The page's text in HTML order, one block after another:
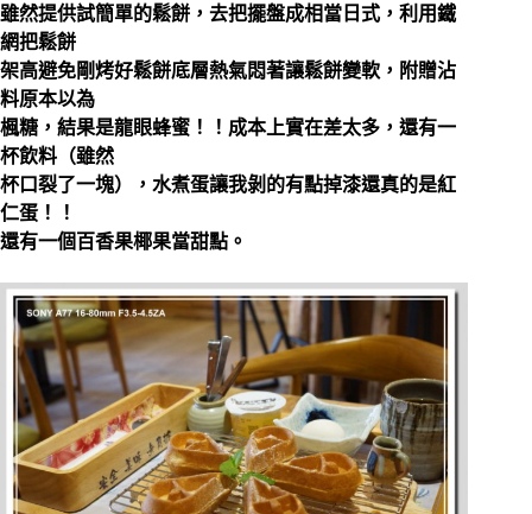
雖然提供試簡單的鬆餅，去把擺盤成相當日式，利用鐵
網把鬆餅
架高避免剛烤好鬆餅底層熱氣悶著讓鬆餅變軟，附贈沾
料原本以為
楓糖，結果是龍眼蜂蜜！！成本上實在差太多，還有一
杯飲料（雖然
杯口裂了一塊），水煮蛋讓我剝的有點掉漆還真的是紅
仁蛋！！
還有一個百香果椰果當甜點。